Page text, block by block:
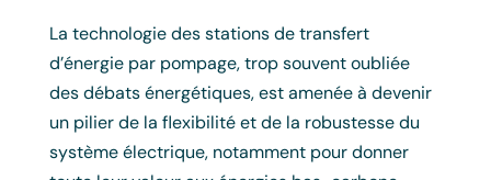
La technologie des stations de transfert
d’énergie par pompage, trop souvent oubliée
des débats énergétiques, est amenée à devenir
un pilier de la flexibilité et de la robustesse du
système électrique, notamment pour donner